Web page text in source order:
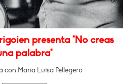
presenta "No creas
palabra"
con María Luisa Pellegero